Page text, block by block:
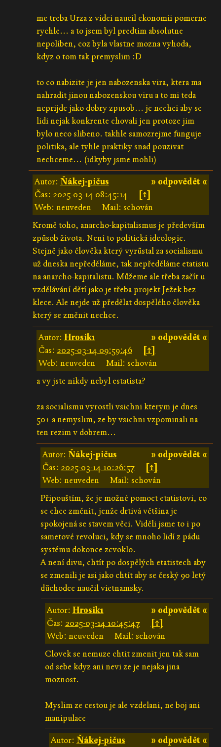
me treba Urza z videi naucil ekonomii pomerne
rychle... a to jsem byl predtim absolutne
nepolíben, coz byla vlastne mozna vyhoda,
kdyz o tom tak premyslim :D
to co nabizite je jen nabozenska vira, ktera ma
nahradit jinou nabozenskou viru a to mi teda
neprijde jako dobry zpusob... je nechci aby se
lidi nejak konkrente chovali jen protoze jim
bylo neco slibeno. takhle samozrejme funguje
politika, ale tyhle praktiky snad pouzivat
nechceme... (idkyby jsme mohli)
» odpovědět «
Autor: Ňákej-pičus
Čas: 2025-03-14 08:45:14
[↑]
Web: neuveden
Mail: schován
Kromě toho, anarcho-kapitalismus je především
způsob života. Není to politická ideologie.
Stejně jako člověka který vyrůstal za socialismu
už dneska nepředěláme, tak nepředěláme etatistu
na anarcho-kapitalistu. Můžeme ale třeba začít u
vzdělávání dětí jako je třeba projekt Ježek bez
klece. Ale nejde už předělat dospělého člověka
který se změnit nechce.
» odpovědět «
Autor: Hrosik1
Čas: 2025-03-14 09:59:46
[↑]
Web: neuveden
Mail: schován
a vy jste nikdy nebyl estatista?
za socialismu vyrostli vsichni kterym je dnes
50+ a nemyslim, ze by vsichni vzpominali na
ten rezim v dobrem...
» odpovědět «
Autor:Ňákej-pičus
Čas: 2025-03-14 10:26:57
[↑]
Web: neuveden
Mail: schován
Připouštím, že je možné pomoct etatistovi, co
se chce změnit, jenže drtivá většina je
spokojená se stavem věci. Viděli jsme to i po
sametové revoluci, kdy se mnoho lidí z pádu
systému dokonce zcvoklo.
A není divu, chtít po dospělých etatistech aby
se zmenili je asi jako chtít aby se český 90 letý
důchodce naučil vietnamsky.
» odpovědět «
Autor: Hrosik1
Čas: 2025-03-14 10:45:47
[↑]
Web: neuveden
Mail: schován
Clovek se nemuze chtit zmenit jen tak sam
od sebe kdyz ani nevi ze je nejaka jina
moznost.
Myslim ze cestou je ale vzdelani, ne boj ani
manipulace
» odpovědět «
Autor: Ňákej-pičus